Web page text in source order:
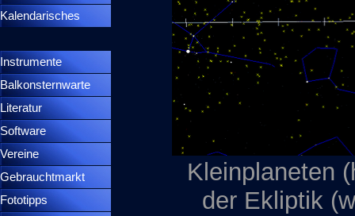
Kalendarisches
Instrumente
Balkonsternwarte
Literatur
Software
Vereine
Gebrauchtmarkt
Fototipps
Kleinplaneten
der Ekliptik